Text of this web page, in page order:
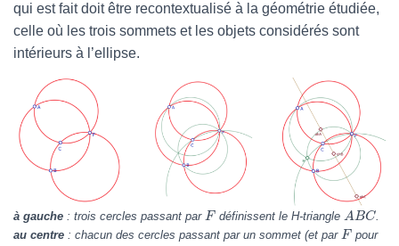
qui est fait doit être recontextualisé à la géométrie étudiée,
celle où les trois sommets et les objets considérés sont
intérieurs à l’ellipse.
à gauche : trois cercles passant par F définissent le H-triangleABC.
au centre : chacun des cercles passant par un sommet (et par F pour